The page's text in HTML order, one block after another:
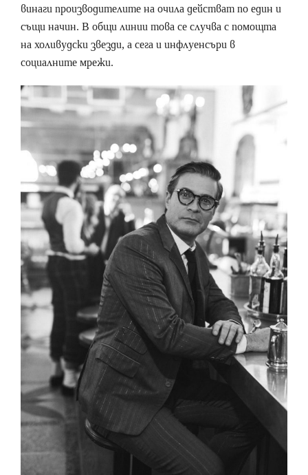
винаги производителите на очила действат по един и
същи начин. В общи линии това се случва с помощта
на холивудски звезди, а сега и инфлуенсъри в
социалните мрежи.